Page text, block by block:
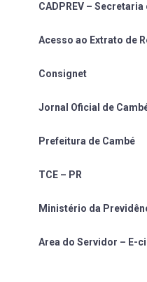
CADPREV –
Acesso ao Extrato de
Consignet
Jornal Oficial de
Prefeitura de Cambé
TCE – PR
Ministério da
Area do Servidor – E-